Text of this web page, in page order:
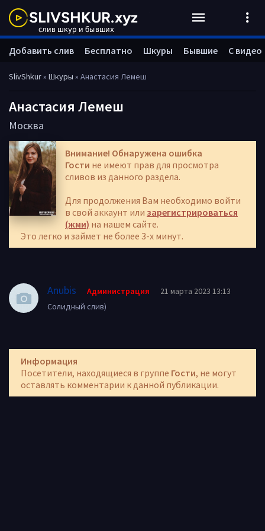
SlivShkur» Шкуры » Анастасия Лемеш
Анастасия Лемеш
Москва
Внимание! Обнаружена ошибка
Гости не имеют прав для просмотра
сливов из данного раздела.
Для продолжения Вам необходимо войти
в свой аккаунт или зарегистрироваться
(жми) на нашем сайте.
Это легко и займет не более 3-х минут.
Anubis Администрация
21 марта 2023 13:13
Солидный слив)
Информация
Посетители, находящиеся в группе Гости, не могут
оставлять комментарии к данной публикации.
Добавить слив Бесплатно Шкуры Бывшие С видео